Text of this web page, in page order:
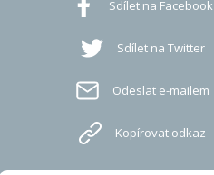
Sdílet na Facebook
Sdílet na Twitter
Odeslat e-mailem
Kopírovat odkaz